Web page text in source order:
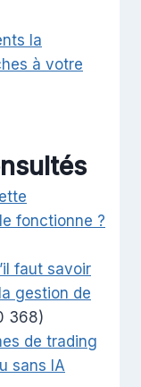
la
à votre
fonctionne ?
faut savoir
gestion de
368)
de trading
sans IA